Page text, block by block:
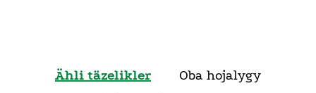
Ähli täzelikler
Oba hojalygy